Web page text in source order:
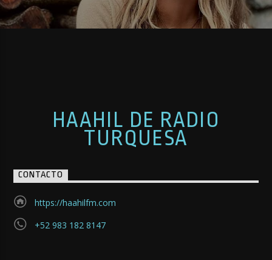
HAAHIL DE RADIO
TURQUESA
CONTACTO
https://haahilfm.com
+52 983 182 8147